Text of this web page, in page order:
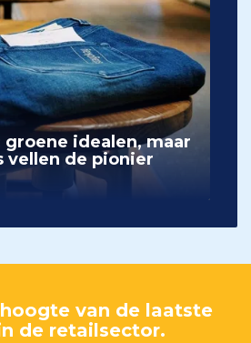
groene idealen, maar
vellen de pionier
van de laatste
de retailsector.